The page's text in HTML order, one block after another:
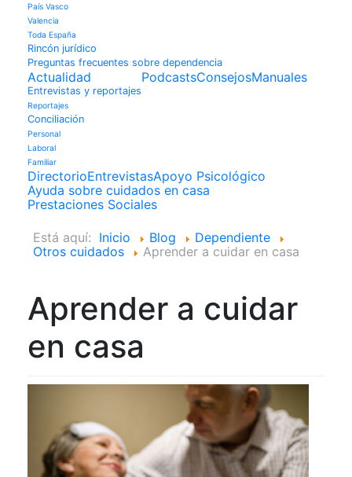
País Vasco
Valencia
Toda España
Rincón jurídico
Preguntas frecuentes sobre dependencia
Actualidad
Entrevistas y reportajes
Reportajes
Conciliación
Personal
Laboral
Familiar
PodcastsConsejosManuales
DirectorioEntrevistasApoyo Psicológico
Ayuda sobre cuidados en casa
Prestaciones Sociales
Está aquí: Inicio Blog
Dependiente
Otros cuidados
Aprender a cuidar en casa
Aprender a cuidar
en casa